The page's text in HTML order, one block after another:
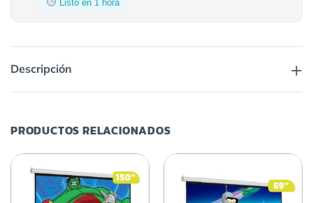
Listo en 1 hora
Descripción +
PRODUCTOS RELACIONADOS